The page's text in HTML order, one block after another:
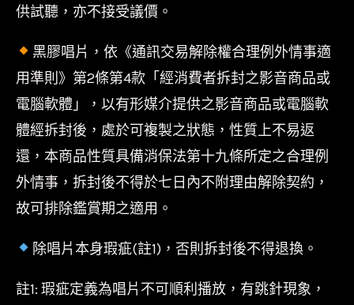
供試聽，亦不接受議價。
黑膠唱片，依《通訊交易解除權合理例外情事適
用準則》第2條第4款「經消費者拆封之影音商品或
電腦軟體」，以有形媒介提供之影音商品或電腦軟
體經拆封後，處於可複製之狀態，性質上不易返
還，本商品性質具備消保法第十九條所定之合理例
外情事，拆封後不得於七日內不附理由解除契約，
故可排除鑑賞期之適用。
除唱片本身瑕疵(註1)，否則拆封後不得退換。
註1: 瑕疵定義為唱片不可順利播放，有跳針現象，